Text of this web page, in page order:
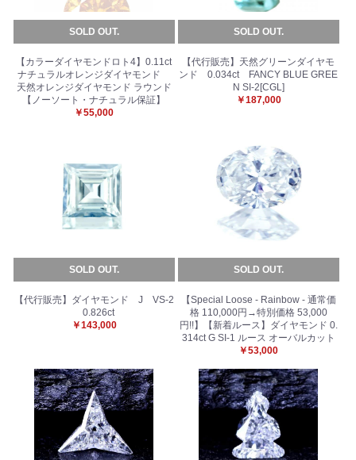
SOLD OUT.
【カラーダイヤモンドロト4】0.11ct
ナチュラルオレンジダイヤモンド
天然オレンジダイヤモンド ラウンド
【ノーソート・ナチュラル保証】
￥55,000
SOLD OUT.
【代行販売】天然グリーンダイヤモ
ンド 0.034ct FANCY BLUE GREE
N SI-2[CGL]
￥187,000
SOLD OUT.
【代行販売】ダイヤモンド J VS-2
0.826ct
￥143,000
SOLD OUT.
【Special Loose - Rainbow - 通常価
格 110,000円→特別価格 53,000
円!!】【新着ルース】ダイヤモンド 0.
314ct G SI-1 ルース オーバルカット
￥53,000